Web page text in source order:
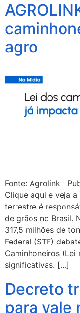
agro
Fonte: Agrolink |
Clique aqui e veja
terrestre é
de grãos no Brasil.
317,5 milhões de
Federal (STF)
Caminhoneiros (Lei
significativas. […]
Decreto
para vale